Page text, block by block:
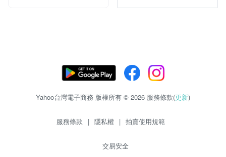
Yahoo台灣電子商務 版權所有 © 2026 服務條款(更新)
服務條款 | 隱私權 | 拍賣使用規範
交易安全